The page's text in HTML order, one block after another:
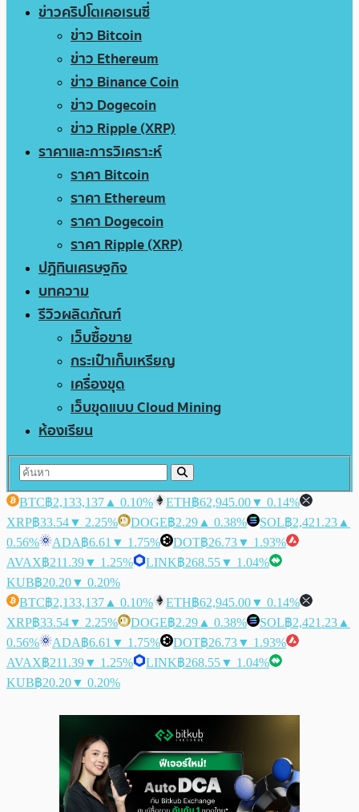
ข่าวคริปโตเคอเรนซี่
ข่าว Bitcoin
ข่าว Ethereum
ข่าว Binance Coin
ข่าว Dogecoin
ข่าว Ripple (XRP)
ราคาและการวิเคราะห์
ราคา Bitcoin
ราคา Ethereum
ราคา Dogecoin
ราคา Ripple (XRP)
ปฏิทินเศรษฐกิจ
บทความ
รีวิวผลิตภัณฑ์
เว็บซื้อขาย
กระเป๋าเก็บเหรียญ
เครื่องขุด
เว็บขุดแบบ Cloud Mining
ห้องเรียน
BTC฿2,133,137 ▲ 0.10% ETH฿62,945.00▼ 0.14%
XRP฿33.54▼ 2.25% DOGE฿2.29 ▲ 0.38% SOL฿2,421.23 ▲
0.56%
ADA฿6.61 ▼ 1.75% DOT฿26.73▼ 1.93%
AVAX฿211.39▼ 1.25% LINK฿268.55▼ 1.04%
KUB฿20.20▼ 0.20%
BTC฿2,133,137 ▲ 0.10% ETH฿62,945.00▼ 0.14%
XRP฿33.54▼ 2.25% DOGE฿2.29 ▲ 0.38% SOL฿2,421.23 ▲
0.56%
ADA฿6.61 ▼ 1.75% DOT฿26.73▼ 1.93%
AVAX฿211.39▼ 1.25% LINK฿268.55▼ 1.04%
KUB฿20.20▼ 0.20%